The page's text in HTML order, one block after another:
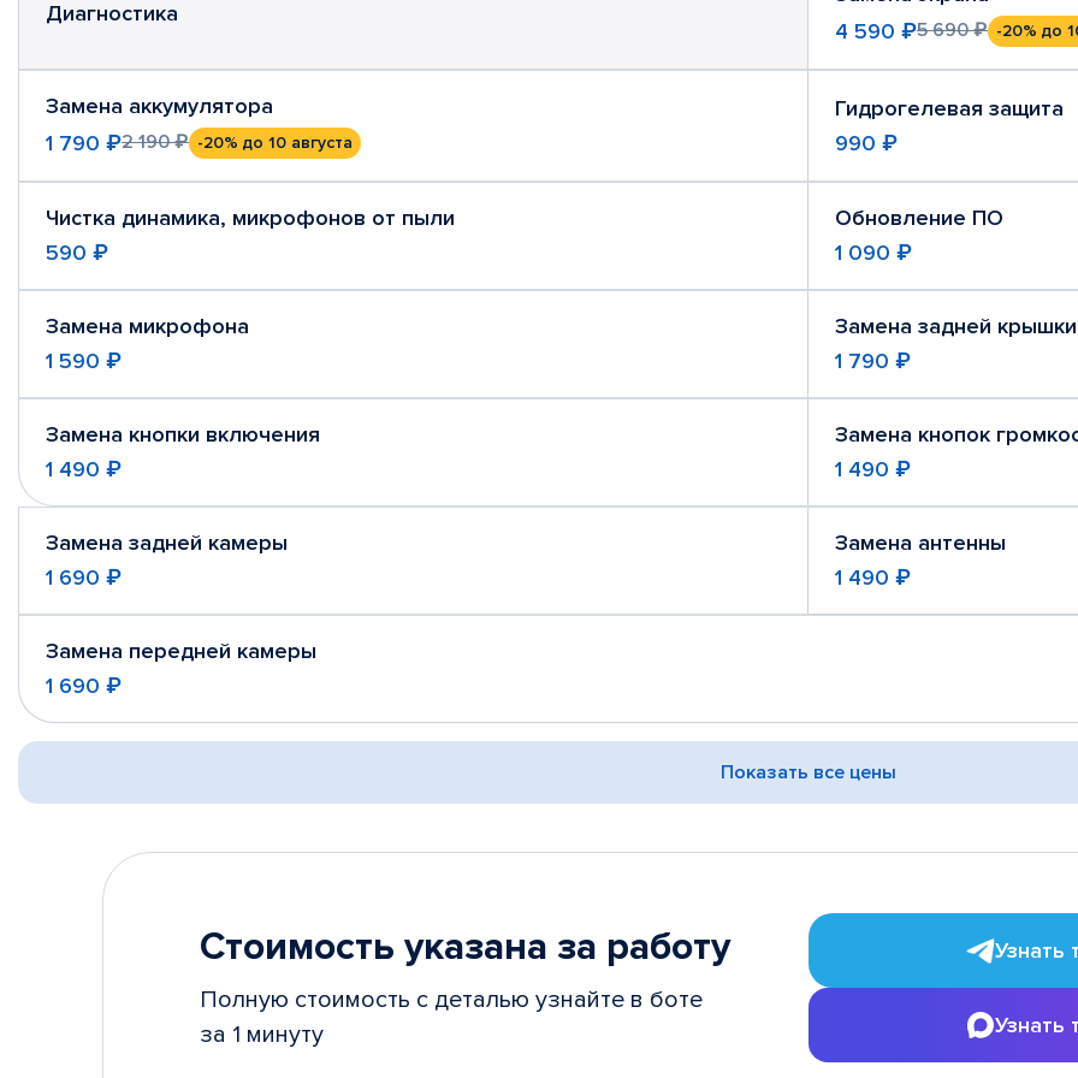
Диагностика
4 590 ₽5 690 ₽ -20% до
Замена аккумулятора
1 790 ₽2 190 ₽ -20% до 10 августа
Гидрогелевая защита
990 ₽
Чистка динамика, микрофонов от пыли
590 ₽
Обновление ПО
1 090 ₽
Замена микрофона
1 590 ₽
Замена задней крышки
1 790 ₽
Замена кнопки включения
1 490 ₽
Замена кнопок
1 490 ₽
Замена задней камеры
1 690 ₽
Замена антенны
1 490 ₽
Замена передней камеры
1 690 ₽
Показать все цены
Стоимость указана за работу
Полную стоимость с деталью узнайте в боте
за 1 минуту
Узнать
Узнать